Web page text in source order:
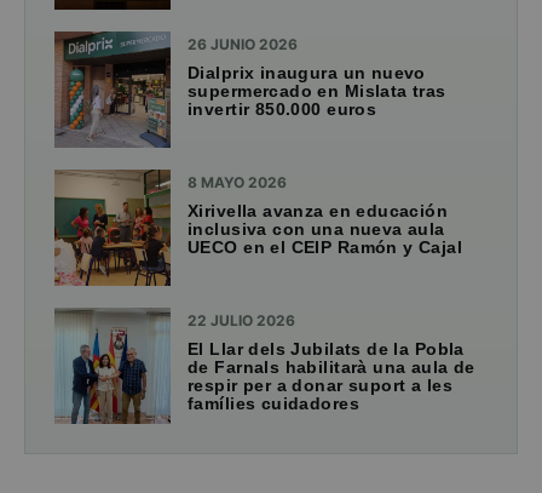
26 JUNIO 2026
Dialprix inaugura un nuevo
supermercado en Mislata tras
invertir 850.000 euros
8 MAYO 2026
Xirivella avanza en educación
inclusiva con una nueva aula
UECO en el CEIP Ramón y Cajal
22 JULIO 2026
El Llar dels Jubilats de la Pobla
de Farnals habilitarà una aula de
respir per a donar suport a les
famílies cuidadores